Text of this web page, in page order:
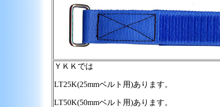
ＹＫＫでは
LT25K(25mmベルト用)あります。
LT50K(50mmベルト用)あります。